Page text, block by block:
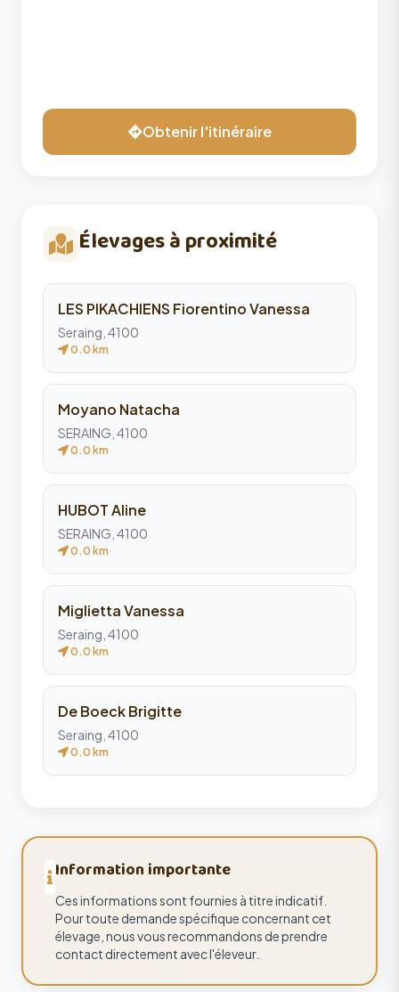
Obtenir l'itinéraire
Élevages à proximité
LES PIKACHIENS Fiorentino Vanessa
Seraing, 4100
0.0 km
Moyano Natacha
SERAING, 4100
0.0 km
HUBOT Aline
SERAING, 4100
0.0 km
Miglietta Vanessa
Seraing, 4100
0.0 km
De Boeck Brigitte
Seraing, 4100
0.0 km
Information importante
Ces informations sont fournies à titre indicatif.
Pour toute demande spécifique concernant cet
élevage, nous vous recommandons de prendre
contact directement avec l'éleveur.